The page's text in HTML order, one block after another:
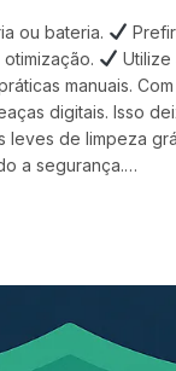
ou bateria.
manuais.
digitais. Isso
de limpeza
a segurança.…